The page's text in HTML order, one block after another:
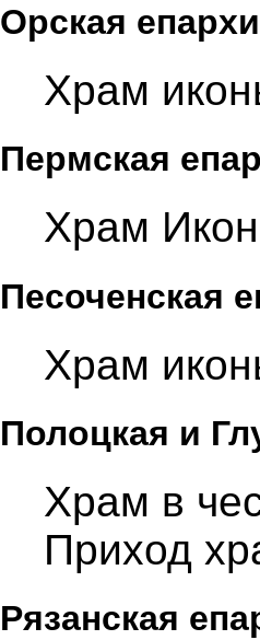
Орская
Храм
Пермская
Храм
Песоченская
Храм
Полоцкая и
Храм в
Приход
Рязанская